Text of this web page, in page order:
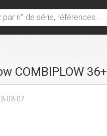
n° de série, références...
COMBIPLOW 36+
03-07